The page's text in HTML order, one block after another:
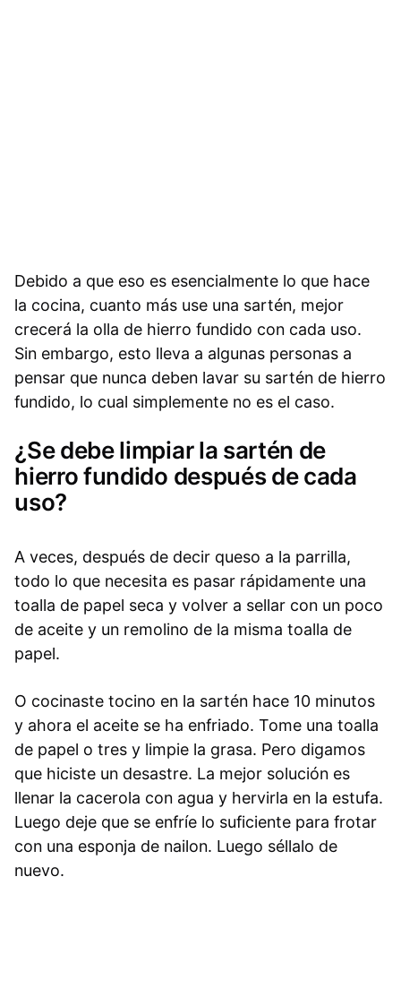
Debido a que eso es esencialmente lo que hace
la cocina, cuanto más use una sartén, mejor
crecerá la olla de hierro fundido con cada uso.
Sin embargo, esto lleva a algunas personas a
pensar que nunca deben lavar su sartén de hierro
fundido, lo cual simplemente no es el caso.
¿Se debe limpiar la sartén de
hierro fundido después de cada
uso?
A veces, después de decir queso a la parrilla,
todo lo que necesita es pasar rápidamente una
toalla de papel seca y volver a sellar con un poco
de aceite y un remolino de la misma toalla de
papel.
O cocinaste tocino en la sartén hace 10 minutos
y ahora el aceite se ha enfriado. Tome una toalla
de papel o tres y limpie la grasa. Pero digamos
que hiciste un desastre. La mejor solución es
llenar la cacerola con agua y hervirla en la estufa.
Luego deje que se enfríe lo suficiente para frotar
con una esponja de nailon. Luego séllalo de
nuevo.